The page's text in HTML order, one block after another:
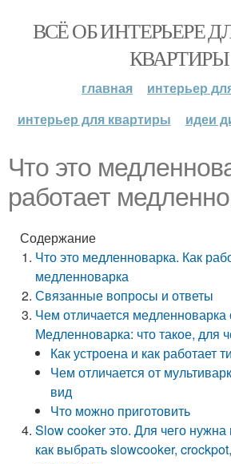
ВСЁ ОБ ИНТЕРЬЕРЕ
КВАРТИРЫ
главная
интерьер
интерьер для квартиры
идеи
Что это
работает
Содержание
Что это медленноварка. Как
медленноварка
Связанные вопросы и ответы
Чем отличается медленноварка
Медленноварка: что такое, для
Как устроена и как работает
Чем отличается от
вид
Что можно приготовить
Slow cooker это. Для чего
как выбрать slowcooker,